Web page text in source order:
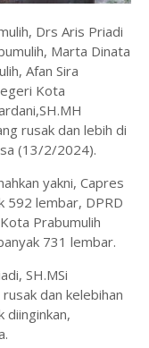
Drs Aris Priadi
Marta Dinata
Afan Sira
Kota
rusak dan lebih di
(13/2/2024).
yakni, Capres
592 lembar, DPRD
Prabumulih
731 lembar.
SH.MSi
dan kelebihan
diinginkan,